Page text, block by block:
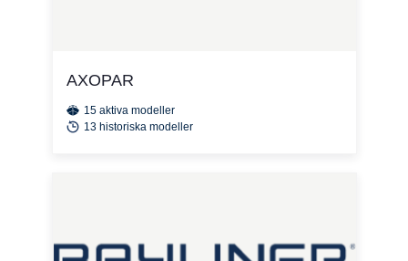
AXOPAR
15 aktiva modeller
13 historiska modeller